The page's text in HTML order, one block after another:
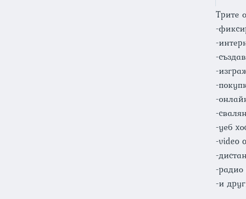
Трите
-
-
-
-
-
-
-
-уеб
-video
-
-радио
-и